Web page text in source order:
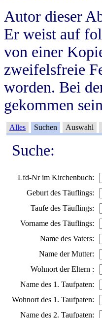
Autor dieser
Er weist auf
von einer
zweifelsfreie
worden. Bei
gekommen
Alles Suchen Auswahl
Suche:
Lfd-Nr im Kirchenbuch:
Geburt des Täuflings:
Taufe des Täuflings:
Vorname des Täuflings:
Name des Vaters:
Name der Mutter:
Wohnort der Eltern :
Name des 1. Taufpaten:
Wohnort des 1. Taufpaten:
Name des 2. Taufpaten: